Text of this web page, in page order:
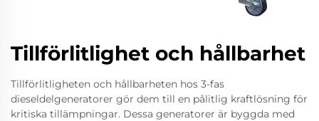
Tillförlitlighet och hållbarhet
Tillförlitligheten och hållbarheten hos 3-fas
dieseldelgeneratorer gör dem till en pålitlig kraftlösning för
kritiska tillämpningar. Dessa generatorer är byggda med